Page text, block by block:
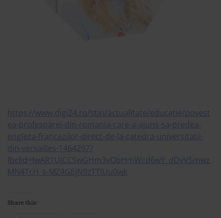
https://www.digi24.ro/stiri/actualitate/educatie/povest
ea-profesoarei-din-romania-care-a-ajuns-sa-predea-
engleza-francezilor-direct-de-la-catedra-universitatii-
din-versailles-1464297?
fbclid=IwAR1UJCCSwGHm3vQbHmWcd6wY_dDvV5mwz
MN4TcH_s-MZ4GEjN9zTTlUu0wk
Share this: